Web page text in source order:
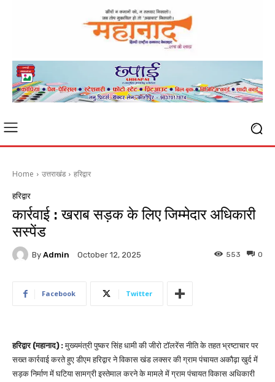
Home उत्तराखंड हरिद्वार
हरिद्वार
कार्रवाई : खराब सड़क के लिए जिम्मेदार अधिकारी
सस्पेंड
By Admin October 12, 2025 0
553
Facebook Twitter
हरिद्वार (महानाद) :मुख्यमंत्री पुष्कर सिंह धामी की जीरो टॉलरेंस नीति के तहत भ्रष्टाचार पर
सख्त कार्रवाई करते हुए डीएम हरिद्वार ने विकास खंड लक्सर की ग्राम पंचायत अकौढ़ा खुर्द में
सड़क निर्माण में घटिया सामग्री इस्तेमाल करने के मामले में ग्राम पंचायत विकास अधिकारी